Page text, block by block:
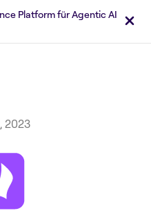
Platform für Agentic AI
2023